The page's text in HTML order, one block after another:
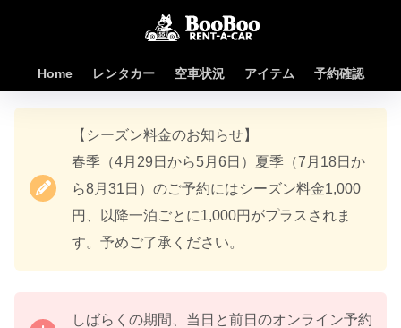
Home レンタカー 空車状況 アイテム 予約確認
【シーズン料金のお知らせ】
春季（4月29日から5月6日）夏季（7月18日か
ら8月31日）のご予約にはシーズン料金1,000
円、以降一泊ごとに1,000円がプラスされま
す。予めご了承ください。
しばらくの期間、当日と前日のオンライン予約